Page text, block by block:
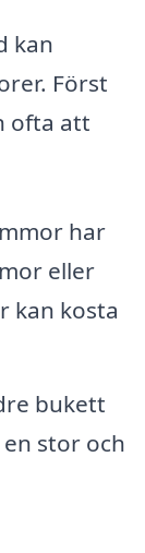
kan
Först
ofta att
har
eller
kan kosta
bukett
stor och